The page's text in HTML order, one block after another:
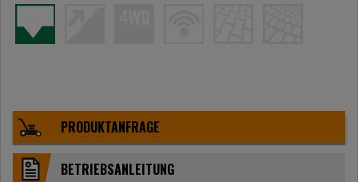
PRODUKTANFRAGE
BETRIEBSANLEITUNG